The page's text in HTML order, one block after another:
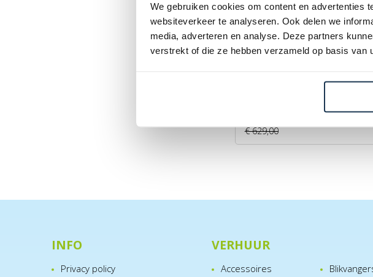
We gebruiken cookies om content en advertenties
websiteverkeer te analyseren. Ook delen we
media, adverteren en analyse. Deze partners
verstrekt of die ze hebben verzameld op basis van
€ 629,00
INFO
Privacy policy
VERHUUR
Accessoires